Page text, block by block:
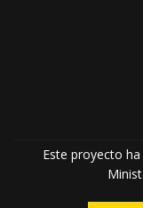
Este proyecto